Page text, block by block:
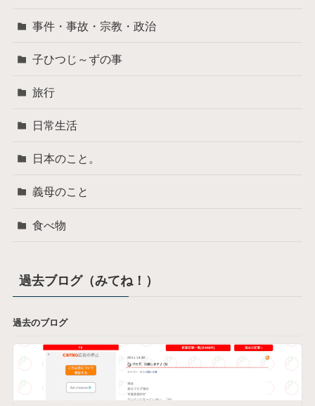
事件・事故・宗教・政治
子ひつじ～ずの事
旅行
日常生活
日本のこと。
義母のこと
食べ物
過去ブログ（みてね！）
過去のブログ